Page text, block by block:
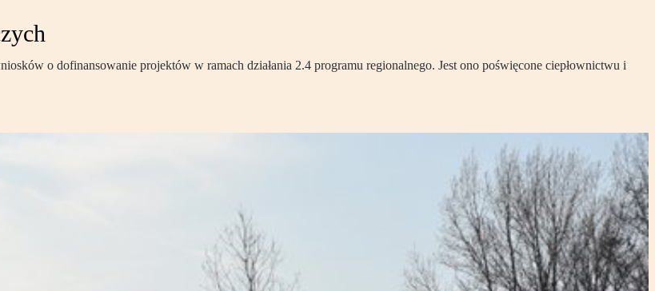
o dofinansowanie projektów w ramach działania 2.4 programu regionalnego. Jest ono poświęcone ciepłownictwu i